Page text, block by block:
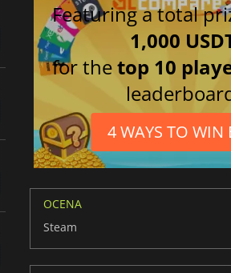
Featuring a total
1,000
for thetop 10
4 WAYS TO WIN
OCENA
Steam